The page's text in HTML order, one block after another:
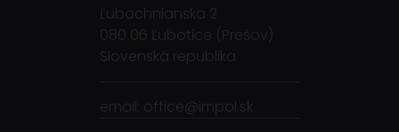
Ľubochnianska 2
080 06 Ľubotice (Prešov)
Slovenská republika
email: office@impol.sk